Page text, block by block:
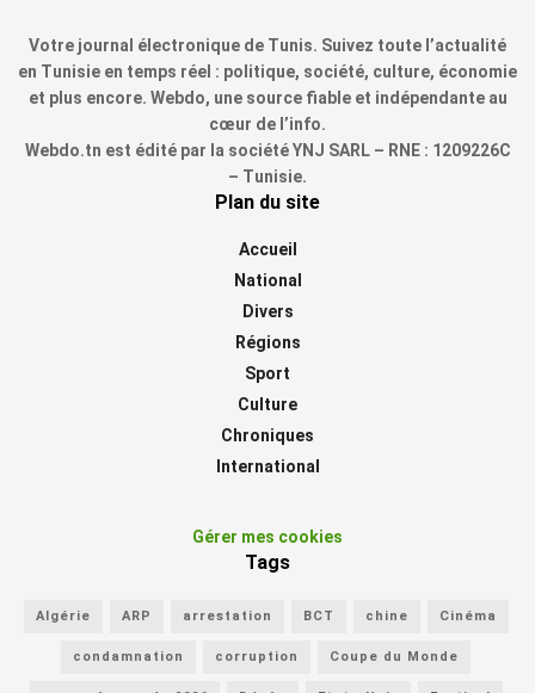
Votre journal électronique de Tunis. Suivez toute l’actualité
en Tunisie en temps réel : politique, société, culture, économie
et plus encore. Webdo, une source fiable et indépendante au
cœur de l’info.
Webdo.tn est édité par la société YNJ SARL – RNE : 1209226C
– Tunisie.
Plan du site
Accueil
National
Divers
Régions
Sport
Culture
Chroniques
International
Gérer mes cookies
Tags
Algérie ARP arrestation BCT chine Cinéma
condamnation corruption Coupe du Monde